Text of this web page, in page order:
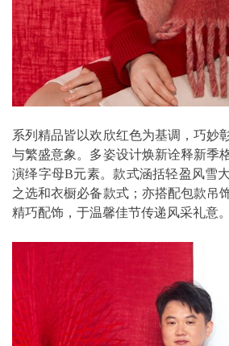
系列精品皆以欢欣红色为基调，巧妙
与繁盛意象。多姿设计焕新诠释新季
演绎字母B元素。款式涵括轻盈风雪
之选和衣橱必备款式；亦搭配包款吊
精巧配饰，于温馨佳节传递风采礼意。